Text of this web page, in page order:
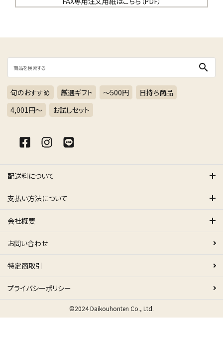
search
旬のおすすめ 厳選ギフト ～500円
日持ち商品
4,001円〜
お試しセット
配送料について
支払い方法について
会社概要
お問い合わせ
特定商取引
プライバシーポリシー
©2024 Daikouhonten Co., Ltd.